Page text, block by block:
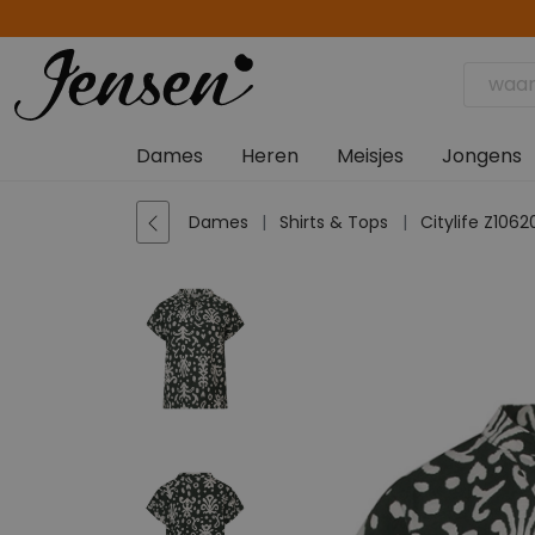
Dames Heren Meisjes Jongens
Dames Shirts & Tops Citylife